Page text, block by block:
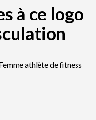
à ce logo
Preview Image